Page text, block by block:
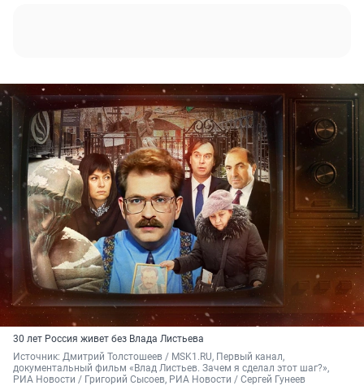
30 лет Россия живет без Влада Листьева
Источник: Дмитрий Толстошеев / MSK1.RU, Первый канал,
документальный фильм «Влад Листьев. Зачем я сделал этот шаг?»,
РИА Новости / Григорий Сысоев, РИА Новости / Сергей Гунеев